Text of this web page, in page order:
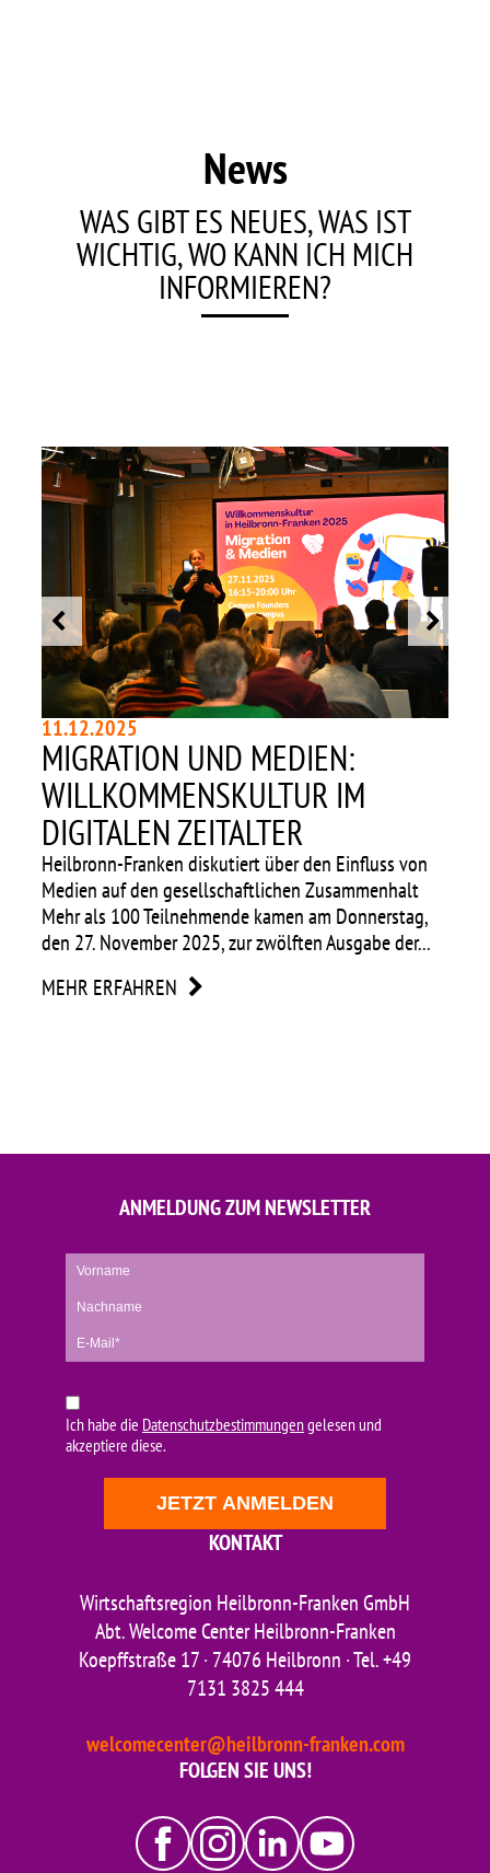
News
WAS GIBT ES NEUES, WAS IST
WICHTIG, WO KANN ICH MICH
INFORMIEREN?
11.12.2025
MIGRATION UND MEDIEN:
WILLKOMMENSKULTUR IM
DIGITALEN ZEITALTER
Heilbronn-Franken diskutiert über den Einfluss von
Medien auf den gesellschaftlichen Zusammenhalt
Mehr als 100 Teilnehmende kamen am Donnerstag,
den 27. November 2025, zur zwölften Ausgabe der...
MEHR ERFAHREN
KONTAKT
Wirtschaftsregion Heilbronn-Franken GmbH
Abt. Welcome Center Heilbronn-Franken
Koepffstraße 17 · 74076 Heilbronn · Tel. +49
7131 3825 444
welcomecenter@heilbronn-franken.com
ANMELDUNG ZUM NEWSLETTER
Ich habe die Datenschutzbestimmungengelesen und
akzeptiere diese.
JETZT ANMELDEN
FOLGEN SIE UNS!